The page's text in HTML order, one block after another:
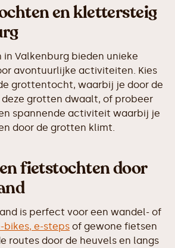
en klettersteig
Valkenburg bieden unieke
avontuurlijke activiteiten. Kies
grottentocht, waarbij je door de
deze grotten dwaalt, of probeer
spannende activiteit waarbij je
door de grotten klimt.
fietstochten door
is perfect voor een wandel- of
bikes, e-steps of gewone fietsen
routes door de heuvels en langs